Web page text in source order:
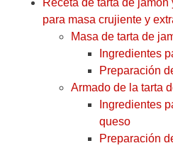
Receta de tarta de
para masa crujiente y
Masa de tarta de
Ingredientes
Preparación
Armado de la tarta
Ingredientes
queso
Preparación